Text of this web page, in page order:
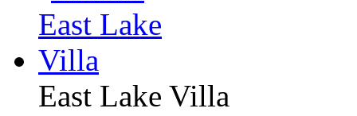
East Lake Villa